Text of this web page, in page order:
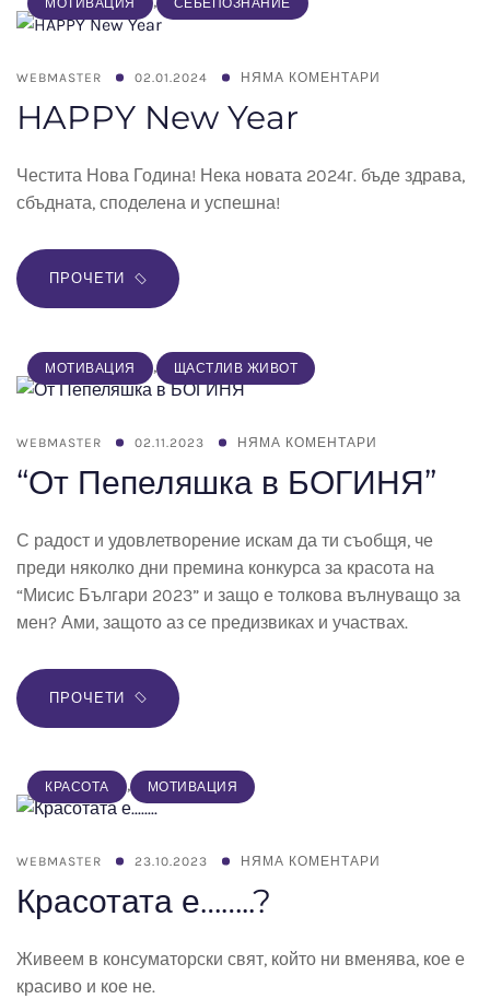
МОТИВАЦИЯ СЕБЕПОЗНАНИЕ
WEBMASTER 02.01.2024 НЯМА КОМЕНТАРИ
HAPPY New Year
Честита Нова Година! Нека новата 2024г. бъде здрава,
сбъдната, споделена и успешна!
ПРОЧЕТИ
МОТИВАЦИЯ , ЩАСТЛИВ ЖИВОТ
WEBMASTER 02.11.2023 НЯМА КОМЕНТАРИ
“От Пепеляшка в БОГИНЯ”
С радост и удовлетворение искам да ти съобщя, че
преди няколко дни премина конкурса за красота на
“Мисис Българи 2023” и защо е толкова вълнуващо за
мен? Ами, защото аз се предизвиках и участвах.
ПРОЧЕТИ
КРАСОТА , МОТИВАЦИЯ
WEBMASTER 23.10.2023 НЯМА КОМЕНТАРИ
Красотата е……..?
Живеем в консуматорски свят, който ни вменява, кое е
красиво и кое не.